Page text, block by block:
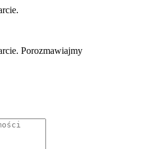
Porozmawiajmy